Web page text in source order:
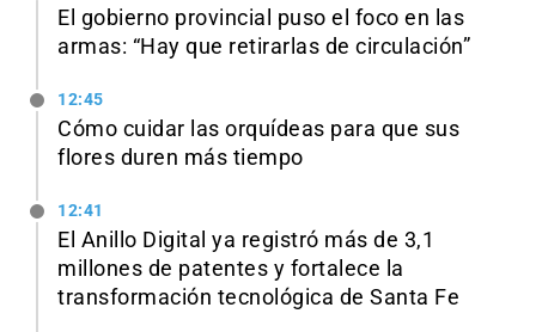
El gobierno provincial puso el foco en las
armas: “Hay que retirarlas de circulación”
12:45
Cómo cuidar las orquídeas para que sus
flores duren más tiempo
12:41
El Anillo Digital ya registró más de 3,1
millones de patentes y fortalece la
transformación tecnológica de Santa Fe